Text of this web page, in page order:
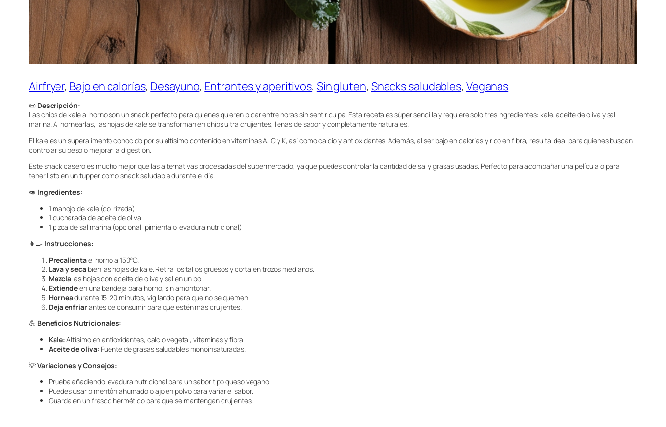
Airfryer, Bajo en calorías, Desayuno, Entrantes y aperitivos, Sin gluten, Snacks saludables, Veganas
📜 Descripción:
Las chips de kale al horno son un snack perfecto para quienes quieren picar entre horas sin sentir culpa. Esta receta es súper sencilla y requiere solo tres ingredientes: kale, aceite de oliva y sal
marina. Al hornearlas, las hojas de kale se transforman en chips ultra crujientes, llenas de sabor y completamente naturales.
El kale es un superalimento conocido por su altísimo contenido en vitaminas A, C y K, así como calcio y antioxidantes. Además, al ser bajo en calorías y rico en fibra, resulta ideal para quienes buscan
controlar su peso o mejorar la digestión.
Este snack casero es mucho mejor que las alternativas procesadas del supermercado, ya que puedes controlar la cantidad de sal y grasas usadas. Perfecto para acompañar una película o para
tener listo en un tupper como snack saludable durante el día.
🥑 Ingredientes:
1 manojo de kale (col rizada)
1 cucharada de aceite de oliva
1 pizca de sal marina (opcional: pimienta o levadura nutricional)
👩‍🍳 Instrucciones:
Precalientael horno a 150°C.
Lava y secabien las hojas de kale. Retira los tallos gruesos y corta en trozos medianos.
Mezclalas hojas con aceite de oliva y sal en un bol.
Extiendeen una bandeja para horno, sin amontonar.
Horneadurante 15-20 minutos, vigilando para que no se quemen.
Deja enfriarantes de consumir para que estén más crujientes.
💪 Beneficios Nutricionales:
Kale:Altísimo en antioxidantes, calcio vegetal, vitaminas y fibra.
Aceite de oliva: Fuente de grasas saludables monoinsaturadas.
💡Variaciones y Consejos:
Prueba añadiendo levadura nutricional para un sabor tipo queso vegano.
Puedes usar pimentón ahumado o ajo en polvo para variar el sabor.
Guarda en un frasco hermético para que se mantengan crujientes.